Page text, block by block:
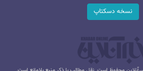
نسخه دسکتاپ